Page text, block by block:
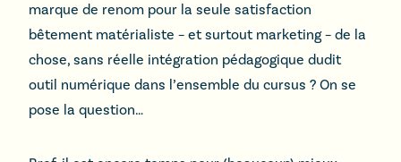
marque de renom pour la seule satisfaction
bêtement matérialiste – et surtout marketing – de la
chose, sans réelle intégration pédagogique dudit
outil numérique dans l’ensemble du cursus ? On se
pose la question…